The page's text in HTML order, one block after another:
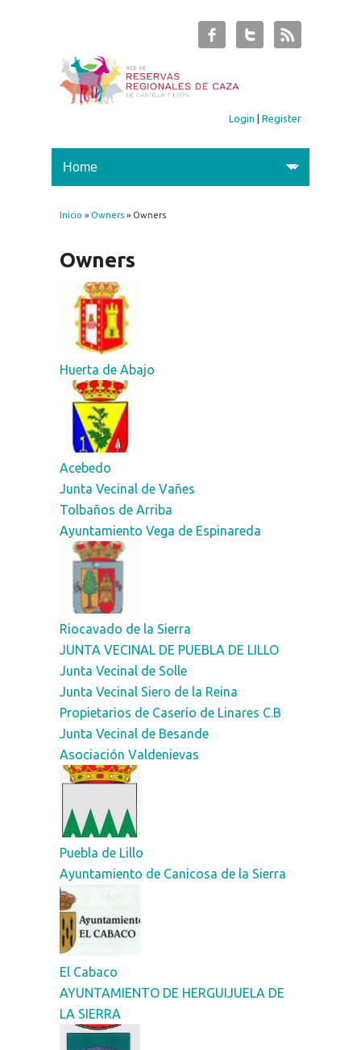
Login |Register
You are here
Inicio » Owners» Owners
Owners
Huerta de Abajo
Acebedo
Junta Vecinal de Vañes
Tolbaños de Arriba
Ayuntamiento Vega de Espinareda
Riocavado de la Sierra
JUNTA VECINAL DE PUEBLA DE LILLO
Junta Vecinal de Solle
Junta Vecinal Siero de la Reina
Propietarios de Caserío de Linares C.B
Junta Vecinal de Besande
Asociación Valdenievas
Puebla de Lillo
Ayuntamiento de Canicosa de la Sierra
El Cabaco
AYUNTAMIENTO DE HERGUIJUELA DE
LA SIERRA